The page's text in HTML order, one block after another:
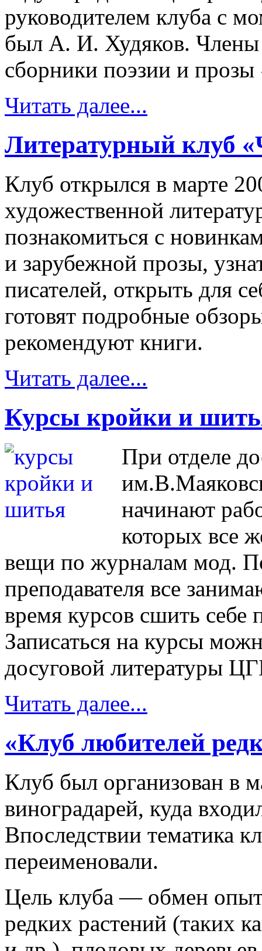
руководителем клуба с
был А. И. Худяков. Члены
сборники поэзии и
Читать далее...
Литературный клуб
Клуб открылся в марте
художественной
познакомиться с
и зарубежной прозы,
писателей, открыть для
готовят подробные
рекомендуют книги.
Читать далее...
Курсы кройки и
При отделе
начинают
которых все
вещи по журналам мод.
преподавателя все
время курсов сшить
Записаться на курсы
досуговой литературы
Читать далее...
«Клуб любителей
Клуб был организован в
виноградарей, куда
Впоследствии тематика
переименовали.
Цель клуба — обмен
редких растений (таких